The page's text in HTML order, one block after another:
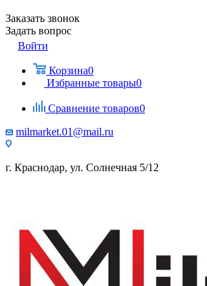
Заказать звонок
Задать вопрос
Войти
Корзина0
Избранные товары0
Сравнение товаров0
milmarket.01@mail.ru
г. Краснодар, ул. Солнечная 5/12